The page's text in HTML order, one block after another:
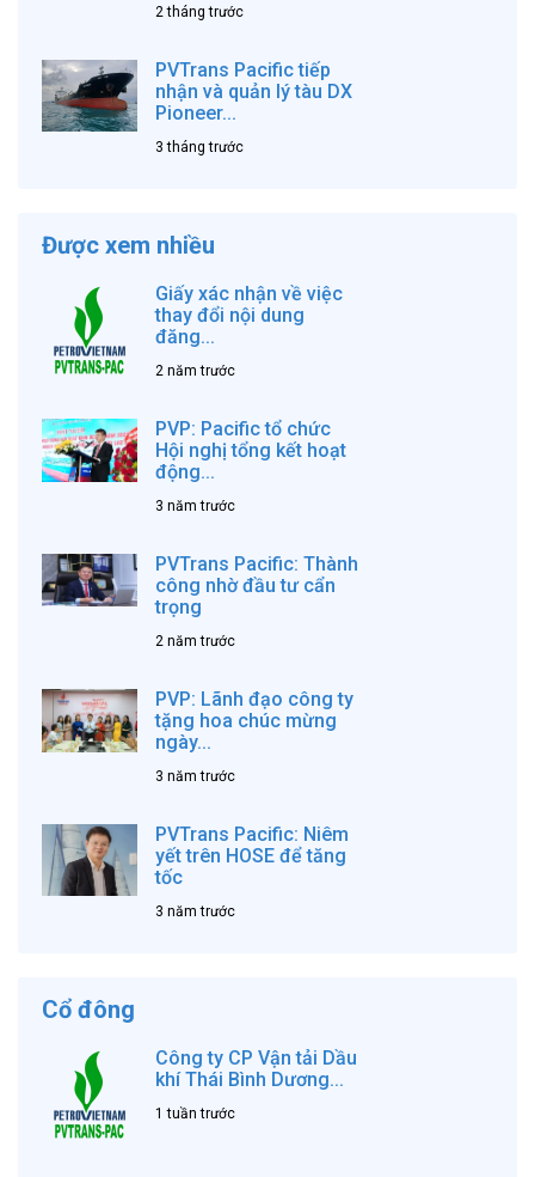
2 tháng trước
PVTrans Pacific tiếp
nhận và quản lý tàu DX
Pioneer...
3 tháng trước
Được xem nhiều
Giấy xác nhận về việc
thay đổi nội dung
đăng...
2 năm trước
PVP: Pacific tổ chức
Hội nghị tổng kết hoạt
động...
3 năm trước
PVTrans Pacific: Thành
công nhờ đầu tư cẩn
trọng
2 năm trước
PVP: Lãnh đạo công ty
tặng hoa chúc mừng
ngày...
3 năm trước
PVTrans Pacific: Niêm
yết trên HOSE để tăng
tốc
3 năm trước
Cổ đông
Công ty CP Vận tải Dầu
khí Thái Bình Dương...
1 tuần trước